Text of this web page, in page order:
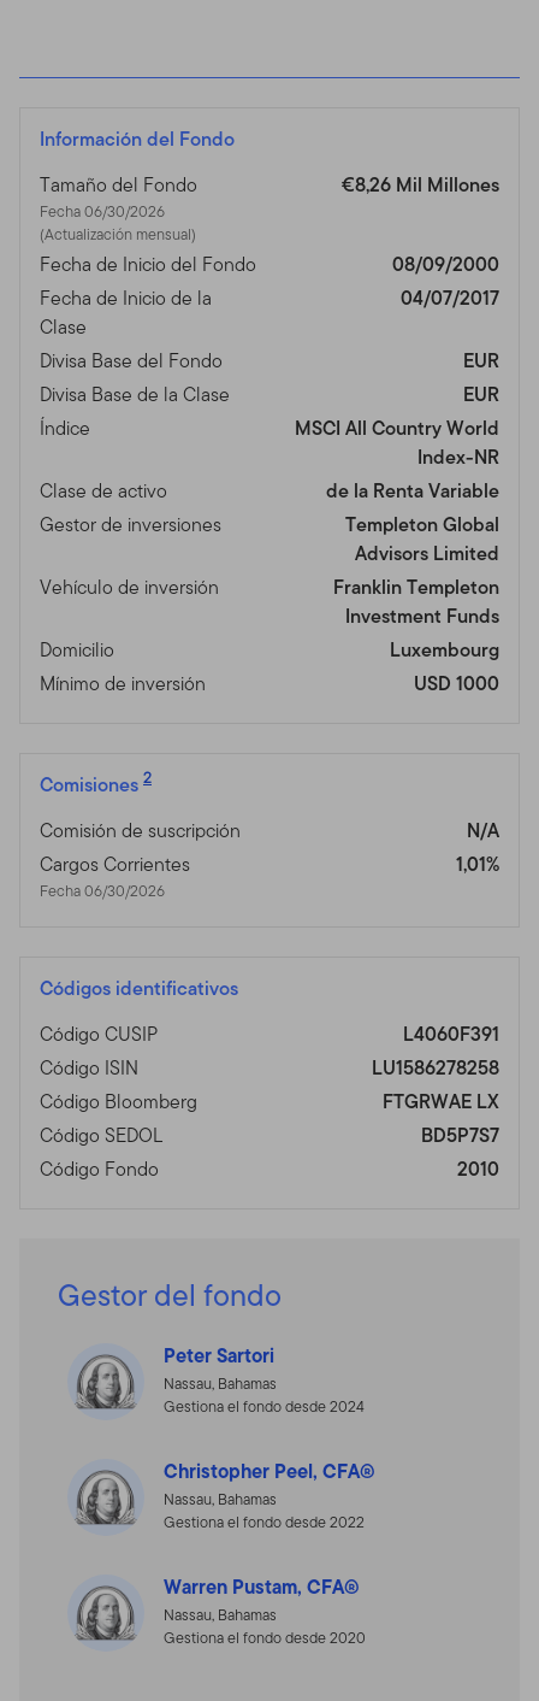
Información del Fondo
Tamaño del Fondo
Fecha 06/30/2026
(Actualización mensual)
€8,26 Mil Millones
Fecha de Inicio del Fondo
08/09/2000
Fecha de Inicio de la
Clase
04/07/2017
Divisa Base del Fondo
EUR
Divisa Base de la Clase
EUR
Índice
MSCI All Country World
Index-NR
Clase de activo
de la Renta Variable
Gestor de inversiones
Templeton Global
Advisors Limited
Vehículo de inversión
Franklin Templeton
Investment Funds
Domicilio
Luxembourg
Mínimo de inversión
USD 1000
Comisiones 2
Comisión de suscripción
N/A
Cargos Corrientes
Fecha 06/30/2026
1,01%
Códigos identificativos
Código CUSIP
L4060F391
Código ISIN
LU1586278258
Código Bloomberg
FTGRWAE LX
Código SEDOL
BD5P7S7
Código Fondo
2010
Gestor del fondo
Peter Sartori
Nassau, Bahamas
Gestiona el fondo desde 2024
Christopher Peel, CFA®
Nassau, Bahamas
Gestiona el fondo desde 2022
Warren Pustam, CFA®
Nassau, Bahamas
Gestiona el fondo desde 2020